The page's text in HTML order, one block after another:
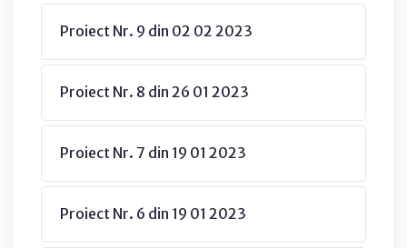
Proiect Nr. 9 din 02 02 2023
Proiect Nr. 8 din 26 01 2023
Proiect Nr. 7 din 19 01 2023
Proiect Nr. 6 din 19 01 2023